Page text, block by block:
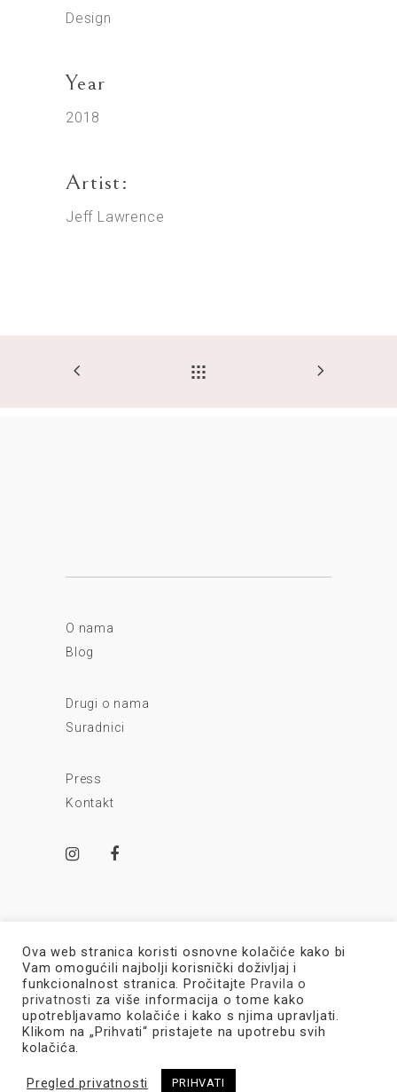
Design
Year
2018
Artist:
Jeff Lawrence
O nama
Blog
Drugi o nama
Suradnici
Press
Kontakt
Made with Seventy Two Studio.Design by
Mikado.Politika Privatnosti Izjava o kolačićima
Ova web stranica koristi osnovne kolačiće kako bi
Vam omogućili najbolji korisnički doživljaj i
funkcionalnost stranica. Pročitajte Pravila o
privatnosti za više informacija o tome kako
upotrebljavamo kolačiće i kako s njima upravljati.
Klikom na „Prihvati“ pristajete na upotrebu svih
kolačića.
Pregled privatnosti PRIHVATI